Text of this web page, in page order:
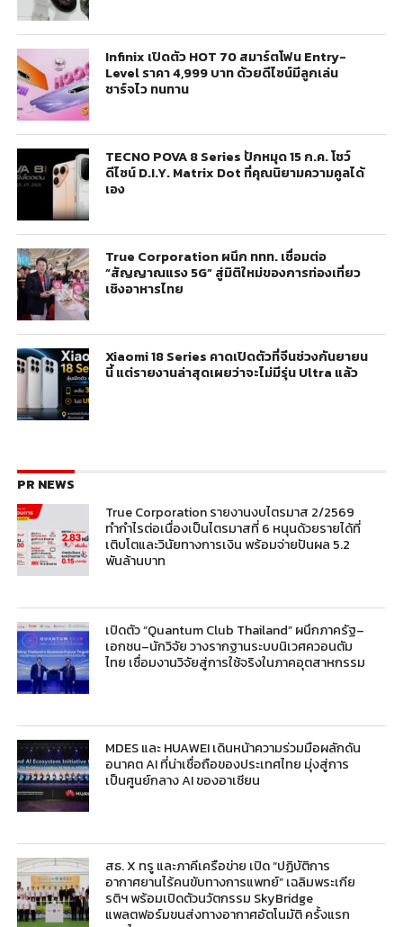
Infinix เปิดตัว HOT 70 สมาร์ตโฟน Entry-
Level ราคา 4,999 บาท ด้วยดีไซน์มีลูกเล่น
ชาร์จไว ทนทาน
TECNO POVA 8 Series ปักหมุด 15 ก.ค. โชว์
ดีไซน์ D.I.Y. Matrix Dot ที่คุณนิยามความคูลได้
เอง
True Corporation ผนึก ททท. เชื่อมต่อ
“สัญญาณแรง 5G” สู่มิติใหม่ของการท่องเที่ยว
เชิงอาหารไทย
Xiaomi 18 Series คาดเปิดตัวที่จีนช่วงกันยายน
นี้ แต่รายงานล่าสุดเผยว่าจะไม่มีรุ่น Ultra แล้ว
PR NEWS
True Corporation รายงานงบไตรมาส 2/2569
ทำกำไรต่อเนื่องเป็นไตรมาสที่ 6 หนุนด้วยรายได้ที่
เติบโตและวินัยทางการเงิน พร้อมจ่ายปันผล 5.2
พันล้านบาท
เปิดตัว “Quantum Club Thailand” ผนึกภาครัฐ–
เอกชน–นักวิจัย วางรากฐานระบบนิเวศควอนตัม
ไทย เชื่อมงานวิจัยสู่การใช้จริงในภาคอุตสาหกรรม
MDES และ HUAWEI เดินหน้าความร่วมมือผลักดัน
อนาคต AI ที่น่าเชื่อถือของประเทศไทย มุ่งสู่การ
เป็นศูนย์กลาง AI ของอาเซียน
สธ. X ทรู และภาคีเครือข่าย เปิด “ปฏิบัติการ
อากาศยานไร้คนขับทางการแพทย์” เฉลิมพระเกีย
รติฯ พร้อมเปิดตัวนวัตกรรม SkyBridge
แพลตฟอร์มขนส่งทางอากาศอัตโนมัติ ครั้งแรก